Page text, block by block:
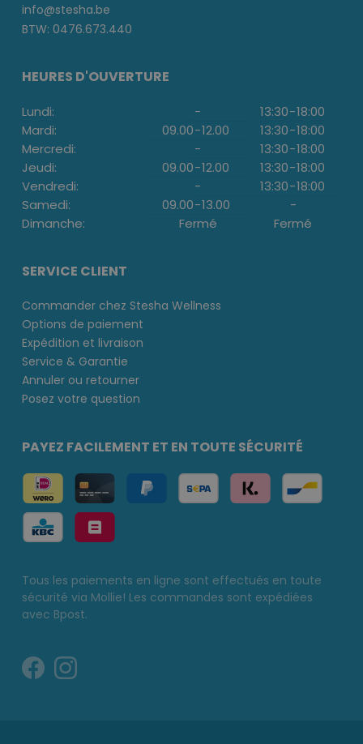
info@stesha.be
BTW: 0476.673.440
HEURES D'OUVERTURE
Lundi: - 13:30-18:00
Mardi:
09.00-12.00 13:30-18:00
Mercredi:
- 13:30-18:00
Jeudi:
09.00-12.00 13:30-18:00
Vendredi:
- 13:30-18:00
Samedi:
09.00-13.00
-
Dimanche:
Fermé Fermé
SERVICE CLIENT
Commander chez Stesha Wellness
Options de paiement
Expédition et livraison
Service & Garantie
Annuler ou retourner
Posez votre question
PAYEZ FACILEMENT ET EN TOUTE SÉCURITÉ
Tous les paiements en ligne sont effectués en toute
sécurité via Mollie! Les commandes sont expédiées
avec Bpost.